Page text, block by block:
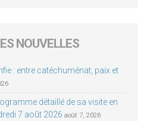
NOUVELLES
: entre catéchuménat, paix et
détaillé de sa visite en
7 août 2026 août 7, 2026